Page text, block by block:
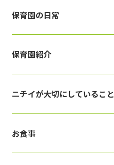
保育園の日常
保育園紹介
ニチイが大切にしていること
お食事